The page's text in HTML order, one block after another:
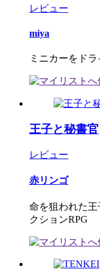
レビュー
miya
ミニカーをド
王子と秘書官
レビュー
赤リンゴ
命を狙われた
クションRPG